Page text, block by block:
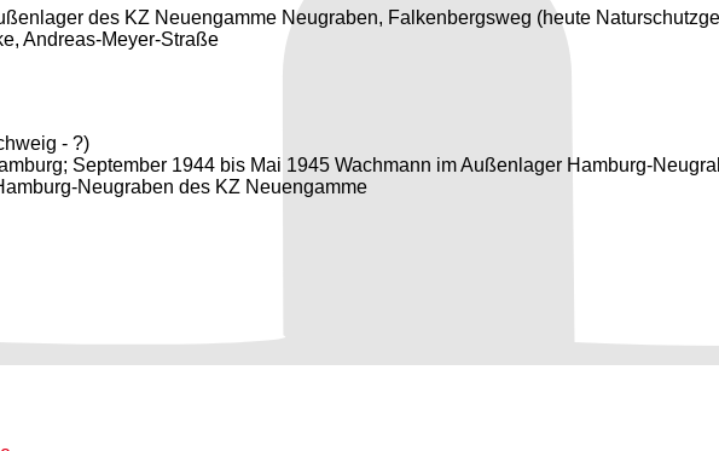
des KZ Neuengamme Neugraben, Falkenbergsweg (heute
Andreas-Meyer-Straße
- ?)
September 1944 bis Mai 1945 Wachmann im Außenlager Hamburg-
Neugraben des KZ Neuengamme